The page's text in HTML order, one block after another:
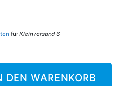
fürKleinversand 6
DEN WARENKORB